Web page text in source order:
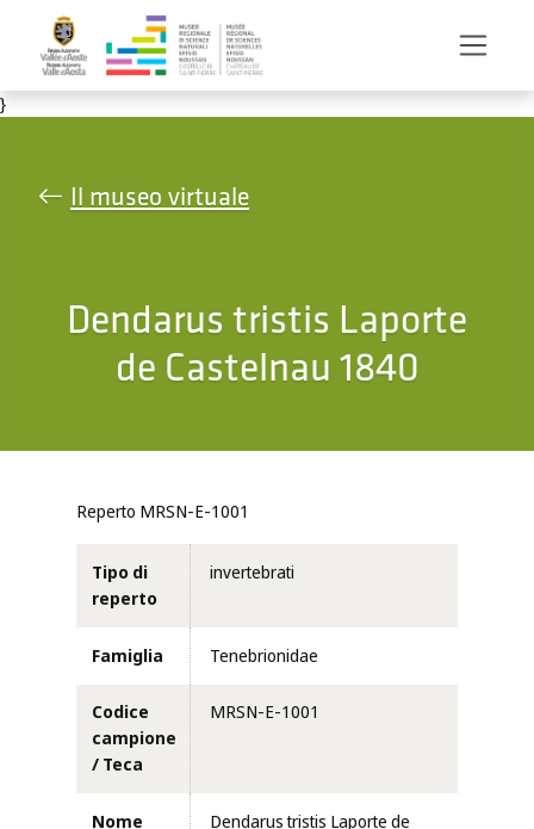
Salta al contenuto principale
}
Il museo virtuale
Dendarus tristis Laporte
de Castelnau 1840
Reperto MRSN-E-1001
Tipo di
reperto
invertebrati
Famiglia Tenebrionidae
Codice
campione
/ Teca
MRSN-E-1001
Nome
Dendarus tristis Laporte de